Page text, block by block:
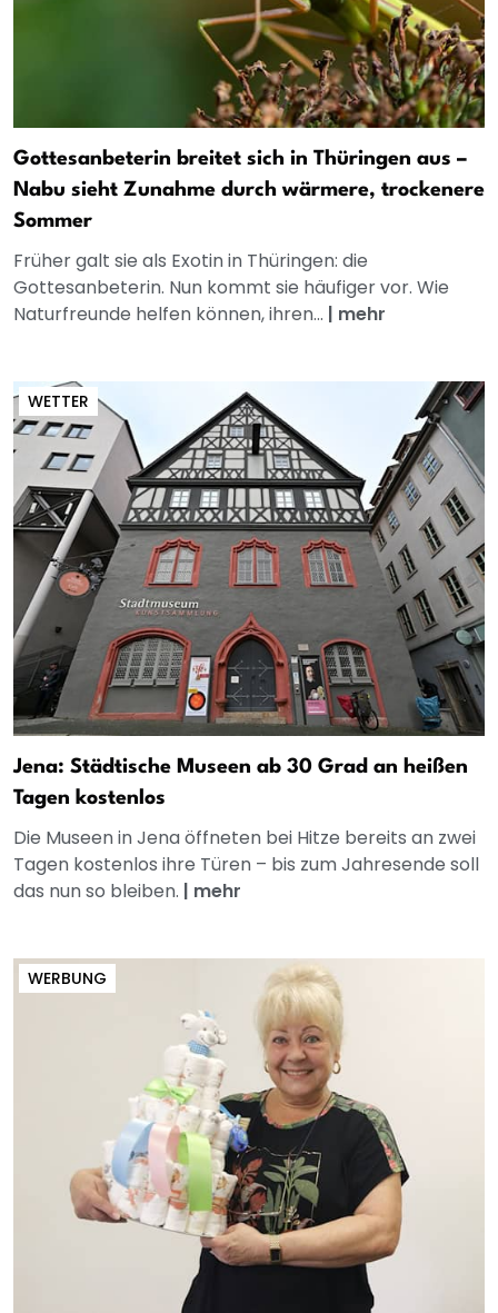
Gottesanbeterin breitet sich in Thüringen aus –
Nabu sieht Zunahme durch wärmere, trockenere
Sommer
Früher galt sie als Exotin in Thüringen: die
Gottesanbeterin. Nun kommt sie häufiger vor. Wie
Naturfreunde helfen können, ihren... | mehr
WETTER
Jena: Städtische Museen ab 30 Grad an heißen
Tagen kostenlos
Die Museen in Jena öffneten bei Hitze bereits an zwei
Tagen kostenlos ihre Türen – bis zum Jahresende soll
das nun so bleiben. | mehr
WERBUNG